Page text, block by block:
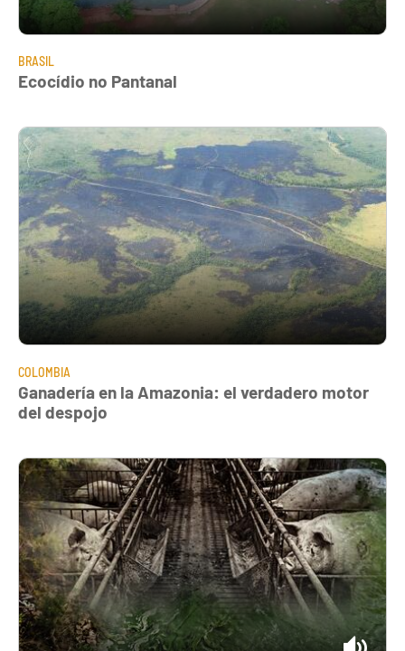
BRASIL
Ecocídio no Pantanal
COLOMBIA
Ganadería en la Amazonia: el verdadero motor
del despojo